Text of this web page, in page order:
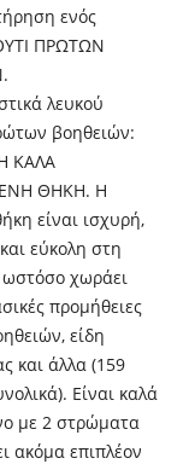
ενός
ΠΡΩΤΩΝ
λευκού
βοηθειών:
ΚΑΛΑ
ΘΗΚΗ. Η
είναι ισχυρή,
εύκολη στη
χωράει
προμήθειες
είδη
και άλλα (159
Είναι καλά
με 2 στρώματα
ακόμα επιπλέον